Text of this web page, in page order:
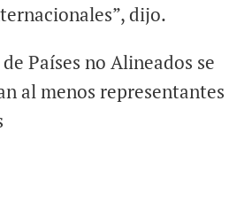
dijo.
Países no Alineados se
al menos representantes